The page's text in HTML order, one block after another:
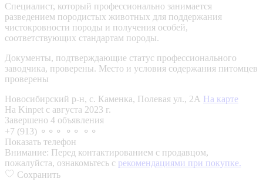
Специалист, который профессионально занимается
разведением породистых животных для поддержания
чистокровности породы и получения особей,
соответствующих стандартам породы.
Документы, подтверждающие статус профессионального
заводчика, проверены. Место и условия содержания питомцев
проверены
Новосибирский р-н, с. Каменка, Полевая ул., 2А На карте
На Kinpet c августа 2023 г.
Завершено 4 объявления
+7 (913) ⚬⚬⚬ ⚬⚬ ⚬⚬
Показать телефон
Внимание: Перед контактированием с продавцом,
пожалуйста, ознакомьтесь с рекомендациями при покупке.
Сохранить